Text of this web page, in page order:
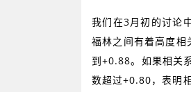
我们在3月初的讨论
福林之间有着高度相
到+0.88。如果相关
数超过+0.80，表明